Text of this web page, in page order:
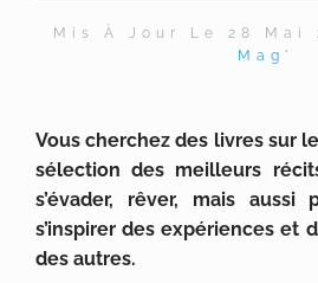
Mis À Jour Le 28 Mai
Mag'
Vous cherchez des livres sur
sélection des meilleurs
s’évader, rêver, mais aussi
s’inspirer des expériences et
des autres.